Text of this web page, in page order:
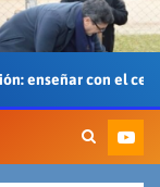
el cuerpo y el